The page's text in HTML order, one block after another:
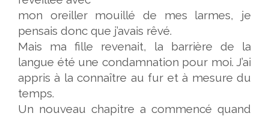
mon oreiller mouillé de mes larmes, je
pensais donc que j’avais rêvé.
Mais ma fille revenait, la barrière de la
langue été une condamnation pour moi. J’ai
appris à laconnaître au fur et à mesure du
temps.
Un nouveau chapitre a commencé quand